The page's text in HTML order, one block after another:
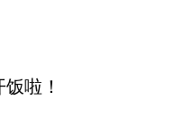
啦！